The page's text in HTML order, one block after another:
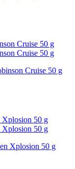
Cruise 50 g
Xplosion 50 g